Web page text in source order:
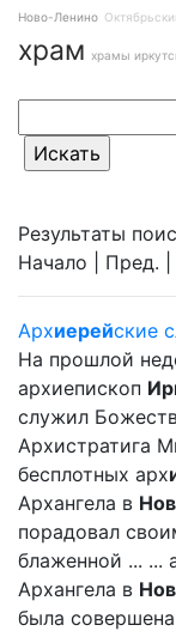
Ново-Ленино
храм храмы
Результаты
Начало | Пред. |
Архиерейские
На прошлой
архиепископ
служил
Архистратига
бесплотных арх
Архангела в
порадовал
блаженной ... ...
Архангела в
была совершена